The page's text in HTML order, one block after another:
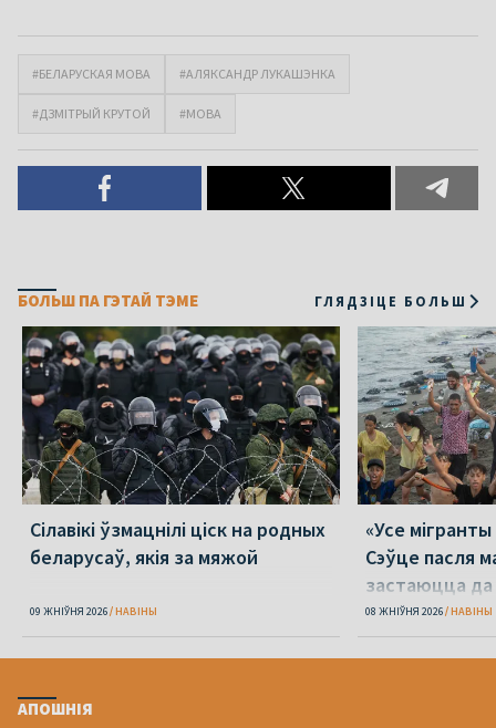
#БЕЛАРУСКАЯ МОВА #АЛЯКСАНДР ЛУКАШЭНКА
#ДЗМІТРЫЙ КРУТОЙ #МОВА
БОЛЬШ ПА ГЭТАЙ ТЭМЕ ГЛЯДЗІЦЕ БОЛЬШ
Сілавікі ўзмацнілі ціск на родных
беларусаў, якія за мяжой
09 ЖНІЎНЯ 2026 НАВІНЫ
«Усе
Сэўце пасля
застаюцца да
08 ЖНІЎНЯ 2026 НАВІНЫ
АПОШНІЯ